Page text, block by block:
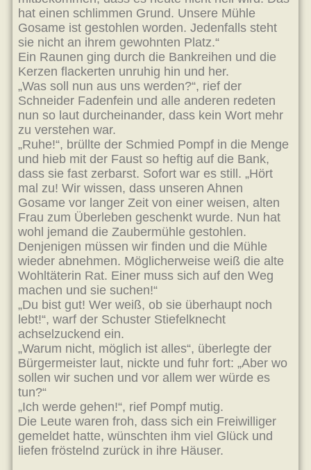
hat einen schlimmen Grund. Unsere Mühle
Gosame ist gestohlen worden. Jedenfalls steht
sie nicht an ihrem gewohnten Platz.“
Ein Raunen ging durch die Bankreihen und die
Kerzen flackerten unruhig hin und her.
„Was soll nun aus uns werden?“, rief der
Schneider Fadenfein und alle anderen redeten
nun so laut durcheinander, dass kein Wort mehr
zu verstehen war.
„Ruhe!“, brüllte der Schmied Pompf in die Menge
und hieb mit der Faust so heftig auf die Bank,
dass sie fast zerbarst. Sofort war es still. „Hört
mal zu! Wir wissen, dass unseren Ahnen
Gosame vor langer Zeit von einer weisen, alten
Frau zum Überleben geschenkt wurde. Nun hat
wohl jemand die Zaubermühle gestohlen.
Denjenigen müssen wir finden und die Mühle
wieder abnehmen. Möglicherweise weiß die alte
Wohltäterin Rat. Einer muss sich auf den Weg
machen und sie suchen!“
„Du bist gut! Wer weiß, ob sie überhaupt noch
lebt!“, warf der Schuster Stiefelknecht
achselzuckend ein.
„Warum nicht, möglich ist alles“, überlegte der
Bürgermeister laut, nickte und fuhr fort: „Aber wo
sollen wir suchen und vor allem wer würde es
tun?“
„Ich werde gehen!“, rief Pompf mutig.
Die Leute waren froh, dass sich ein Freiwilliger
gemeldet hatte, wünschten ihm viel Glück und
liefen fröstelnd zurück in ihre Häuser.